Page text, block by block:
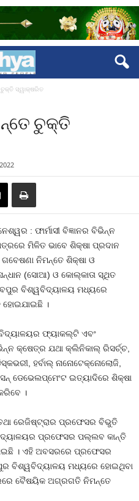
ସ୍ୱାକ୍ଷରିତ
ଚୁକ୍ତି
: ଫାର୍ମାସୀ ବିଜ୍ଞାନର ବିଭିନ୍ନ
ମିଳିତ ଭାବେ ଶିକ୍ଷା ପ୍ରଦାନ
ଗବେଷଣା ନିମନ୍ତେ ଶିକ୍ଷା ଓ
(ସୋଆ) ଓ କୋଲ୍‌କାତା ସ୍ଥିତ
ବିଶ୍ୱବିଦ୍ୟାଳୟ ମଧ୍ୟରେ
।
ଫ୍ୟାକଲ୍ଟି ଏବଂ
କ୍ଷେତ୍ର ଯଥା କ୍ଲିନିକାଲ୍ ରିସର୍ଚ୍ଚ,
ହର୍ବାଲ୍ ନାନୋଟେକ୍ନୋଲୋଜି,
ଡେଭେଲପ୍‌ମେଂଟ ଇତ୍ୟାଦିରେ ଶିକ୍ଷା
।
ରେଜିଷ୍ଟ୍ରାର ପ୍ରଫେସର ବିଭୁତି
ପ୍ରଫେସର ପଲ୍ଲବ କାନ୍ତି
। ଏହି ଅବସରରେ ପ୍ରଫେସର
ବିଶ୍ୱବିଦ୍ୟାଳୟ ମଧ୍ୟରେ ହୋଇଥିବା
ବୈଷୟିକ ଅଗ୍ରଗତି ନିମନ୍ତେ